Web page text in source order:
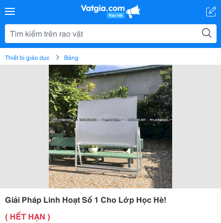
Thiết bị giáo dục Bảng
Giải Pháp Linh Hoạt Số 1 Cho Lớp Học Hè!
( HẾT HẠN )